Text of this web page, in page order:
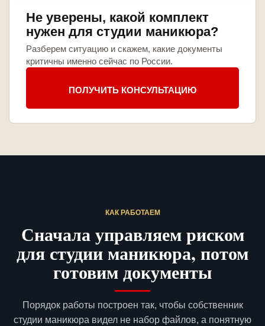
Не уверены, какой комплект
нужен для студии маникюра?
Разберем ситуацию и скажем, какие документы
критичны именно сейчас по России.
ПОЛУЧИТЬ КОНСУЛЬТАЦИЮ
КАК РАБОТАЕМ
Сначала управляем риском
для студии маникюра, потом
готовим документы
Порядок работы построен так, чтобы собственник
студии маникюра видел не набор файлов, а понятную